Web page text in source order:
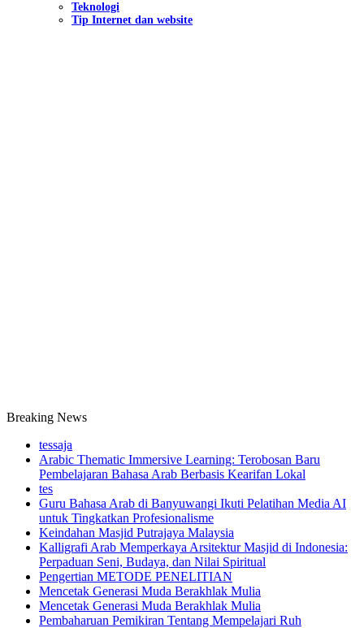
Teknologi
Tip Internet dan website
Breaking News
tessaja
Arabic Thematic Immersive Learning: Terobosan Baru
Pembelajaran Bahasa Arab Berbasis Kearifan Lokal
tes
Guru Bahasa Arab di Banyuwangi Ikuti Pelatihan Media AI
untuk Tingkatkan Profesionalisme
Keindahan Masjid Putrajaya Malaysia
Kalligrafi Arab Memperkaya Arsitektur Masjid di Indonesia:
Perpaduan Seni, Budaya, dan Nilai Spiritual
Pengertian METODE PENELITIAN
Mencetak Generasi Muda Berakhlak Mulia
Mencetak Generasi Muda Berakhlak Mulia
Pembaharuan Pemikiran Tentang Mempelajari Ruh